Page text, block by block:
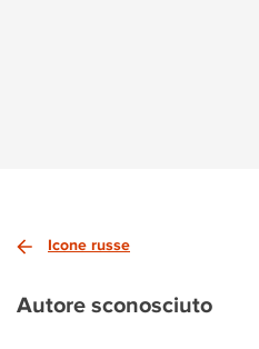
Icone russe
Autore sconosciuto